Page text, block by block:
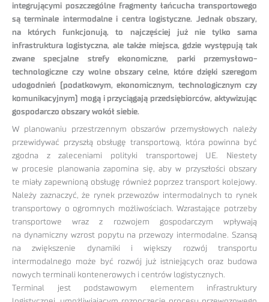
integrującymi poszczególne fragmenty łańcucha transportowego
są terminale intermodalne i centra logistyczne. Jednak obszary,
na których funkcjonują, to najczęściej już nie tylko sama
infrastruktura logistyczna, ale także miejsca, gdzie występują tak
zwane specjalne strefy ekonomiczne, parki przemysłowo-
technologiczne czy wolne obszary celne, które dzięki szeregom
udogodnień (podatkowym, ekonomicznym, technologicznym czy
komunikacyjnym) mogą i przyciągają przedsiębiorców, aktywizując
gospodarczo obszary wokół siebie.
W planowaniu przestrzennym obszarów przemysłowych należy
przewidywać przyszłą obsługę transportową, która powinna być
zgodna z zaleceniami polityki transportowej UE. Niestety
w procesie planowania zapomina się, aby w przyszłości obszary
te miały zapewnioną obsługę również poprzez transport kolejowy.
Należy zaznaczyć, że rynek przewozów intermodalnych to rynek
transportowy o ogromnych możliwościach. Wzrastające potrzeby
transportowe wraz z rozwojem gospodarczym wpływają
na dynamiczny wzrost popytu na przewozy intermodalne. Szansą
na zwiększenie dynamiki i większy rozwój transportu
intermodalnego może być rozwój już istniejących oraz budowa
nowych terminali kontenerowych i centrów logistycznych.
Terminal jest podstawowym elementem infrastruktury